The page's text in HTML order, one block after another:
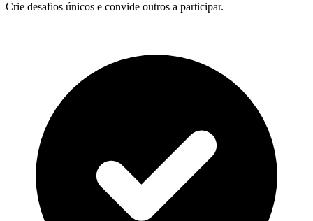
Crie desafios únicos e convide outros a participar.